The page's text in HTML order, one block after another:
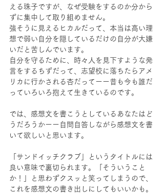
える珠子ですが、なぜ受験をするのか分から
ずに集中して取り組めません。
強そうに見えるヒカルだって、本当は高い理
想で弱い自分を隠しているだけの自分が大嫌
いだと苦しんでいます。
自分を守るために、時々人を見下すような発
言をするちずだって、志望校に落ちたらアメ
リカに行かされる杏だってーー昔も今も誰だ
っていろいろ抱えて生きているのです。
では、感想文を書こうとしているあなたはど
うだろうかーー自問自答しながら感想文を書
いて欲しいと思います。
「サンドイッチクラブ」というタイトルには
良い意味で裏切られます。「そういうこと
か！」と思わずクスッと笑ってしまうので、
これを感想文の書き出しにしてもいいかも。